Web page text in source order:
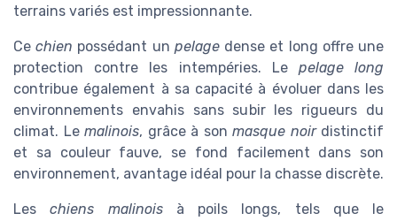
terrains variés est impressionnante.
Cechien possédant un pelagedense et long offre une
protection contre les intempéries. Le pelage long
contribue également à sa capacité à évoluer dans les
environnements envahis sans subir les rigueurs du
climat. Le malinois, grâce à son masque noirdistinctif
et sa couleur fauve, se fond facilement dans son
environnement, avantage idéal pour la chasse discrète.
Leschiens malinoisà poils longs, tels que le